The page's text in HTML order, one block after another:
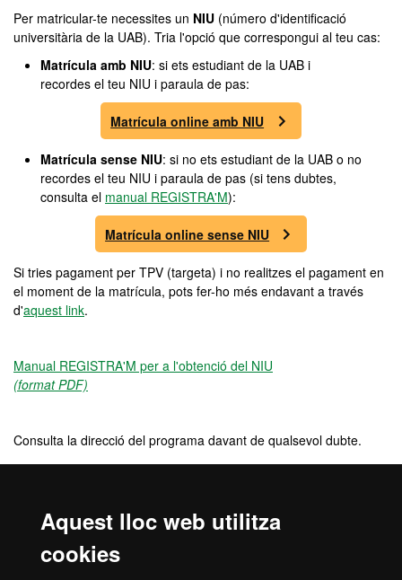
Aquest lloc web utilitza
cookies
Per matricular-te necessites un NIU (número d'identificació
universitària de la UAB). Tria l'opció que correspongui al teu cas:
Matrícula amb NIU: si ets estudiant de la UAB i
recordes el teu NIU i paraula de pas:
Matrícula online amb NIU
Matrícula sense NIU: si no ets estudiant de la UAB o no
recordes el teu NIU i paraula de pas (si tens dubtes,
consulta el manual REGISTRA'M):
Matrícula online sense NIU
Si tries pagament per TPV (targeta) i no realitzes el pagament en
el moment de la matrícula, pots fer-ho més endavant a través
d'aquest link.
Manual REGISTRA'M per a l'obtenció del NIU
(format PDF)
Consulta la direcció del programa davant de qualsevol dubte.
3960 €